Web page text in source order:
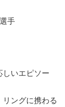
手
しいエピソー
ングに携わる